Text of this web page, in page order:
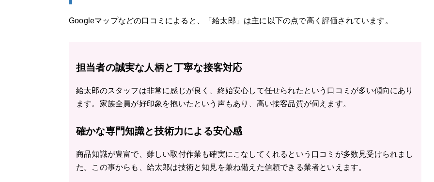
Googleマップなどの口コミによると、「給太郎」は主に以下の点で高く評価されています。
担当者の誠実な人柄と丁寧な接客対応
給太郎のスタッフは非常に感じが良く、終始安心して任せられたという口コミが多い傾向にあり
ます。家族全員が好印象を抱いたという声もあり、高い接客品質が伺えます。
確かな専門知識と技術力による安心感
商品知識が豊富で、難しい取付作業も確実にこなしてくれるという口コミが多数見受けられまし
た。この事からも、給太郎は技術と知見を兼ね備えた信頼できる業者といえます。